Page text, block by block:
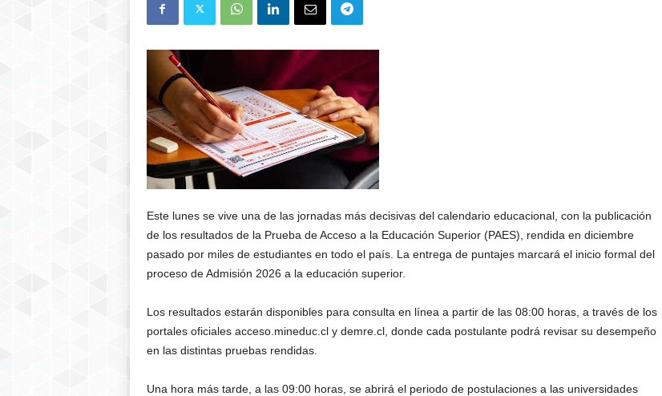
Este lunes se vive una de las jornadas más decisivas del calendario educacional, con la publicación
de los resultados de la Prueba de Acceso a la Educación Superior (PAES), rendida en diciembre
pasado por miles de estudiantes en todo el país. La entrega de puntajes marcará el inicio formal del
proceso de Admisión 2026 a la educación superior.
Los resultados estarán disponibles para consulta en línea a partir de las 08:00 horas, a través de los
portales oficiales acceso.mineduc.cl y demre.cl, donde cada postulante podrá revisar su desempeño
en las distintas pruebas rendidas.
Una hora más tarde, a las 09:00 horas, se abrirá el periodo de postulaciones a las universidades